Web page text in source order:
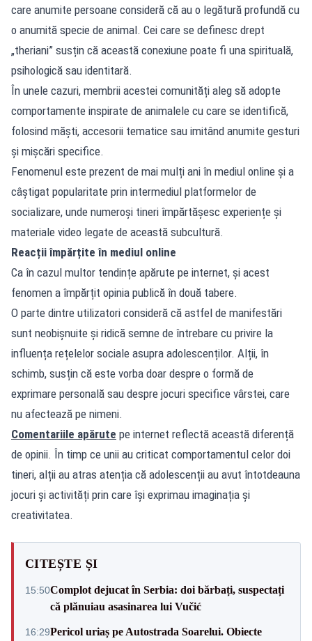
care anumite persoane consideră că au o legătură profundă cu
o anumită specie de animal. Cei care se definesc drept
„theriani” susțin că această conexiune poate fi una spirituală,
psihologică sau identitară.
În unele cazuri, membrii acestei comunități aleg să adopte
comportamente inspirate de animalele cu care se identifică,
folosind măști, accesorii tematice sau imitând anumite gesturi
și mișcări specifice.
Fenomenul este prezent de mai mulți ani în mediul online și a
câștigat popularitate prin intermediul platformelor de
socializare, unde numeroși tineri împărtășesc experiențe și
materiale video legate de această subcultură.
Reacții împărțite în mediul online
Ca în cazul multor tendințe apărute pe internet, și acest
fenomen a împărțit opinia publică în două tabere.
O parte dintre utilizatori consideră că astfel de manifestări
sunt neobișnuite și ridică semne de întrebare cu privire la
influența rețelelor sociale asupra adolescenților. Alții, în
schimb, susțin că este vorba doar despre o formă de
exprimare personală sau despre jocuri specifice vârstei, care
nu afectează pe nimeni.
Comentariile apărute pe internet reflectă această diferență
de opinii. În timp ce unii au criticat comportamentul celor doi
tineri, alții au atras atenția că adolescenții au avut întotdeauna
jocuri și activități prin care își exprimau imaginația și
creativitatea.
CITEȘTE ȘI
15:50Complot dejucat în Serbia: doi bărbați, suspectați
că plănuiau asasinarea lui Vučić
16:29Pericol uriaș pe Autostrada Soarelui. Obiecte